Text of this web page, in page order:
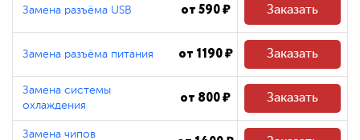
Замена разъёма USB от 590 ₽ Заказать
Замена разъёма питания от 1190 ₽ Заказать
Замена системы
охлаждения
от 800 ₽ Заказать
Замена чипов